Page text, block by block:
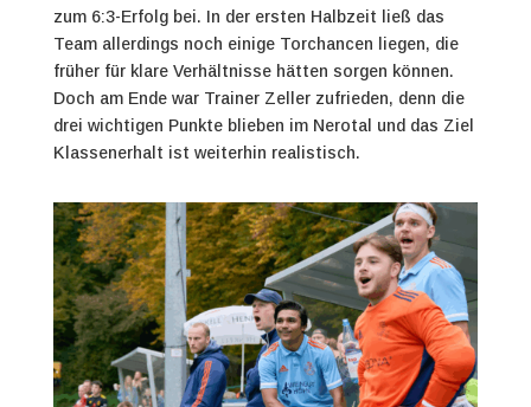
zum 6:3-Erfolg bei. In der ersten Halbzeit ließ das
Team allerdings noch einige Torchancen liegen, die
früher für klare Verhältnisse hätten sorgen können.
Doch am Ende war Trainer Zeller zufrieden, denn die
drei wichtigen Punkte blieben im Nerotal und das Ziel
Klassenerhalt ist weiterhin realistisch.